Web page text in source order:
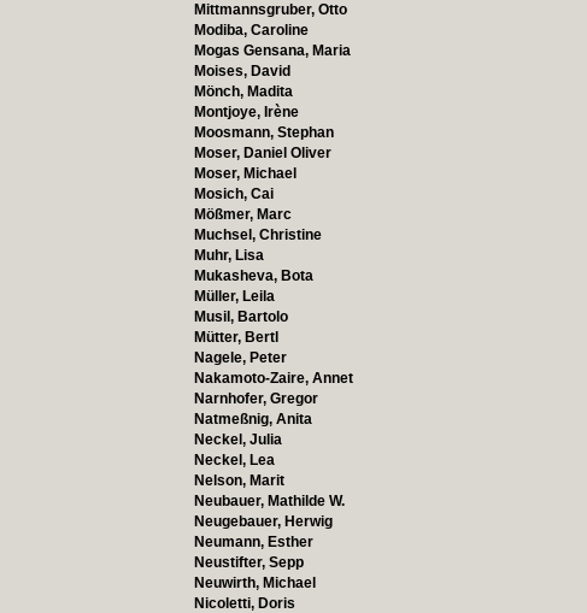
Mittmannsgruber, Otto
Modiba, Caroline
Mogas Gensana, Maria
Moises, David
Mönch, Madita
Montjoye, Irène
Moosmann, Stephan
Moser, Daniel Oliver
Moser, Michael
Mosich, Cai
Mößmer, Marc
Muchsel, Christine
Muhr, Lisa
Mukasheva, Bota
Müller, Leila
Musil, Bartolo
Mütter, Bertl
Nagele, Peter
Nakamoto-Zaire, Annet
Narnhofer, Gregor
Natmeßnig, Anita
Neckel, Julia
Neckel, Lea
Nelson, Marit
Neubauer, Mathilde W.
Neugebauer, Herwig
Neumann, Esther
Neustifter, Sepp
Neuwirth, Michael
Nicoletti, Doris